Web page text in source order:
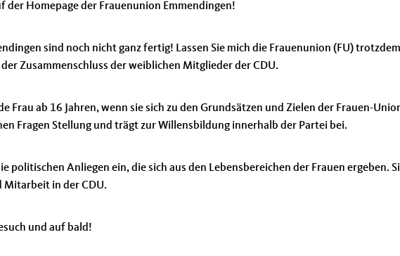
der Homepage der Frauenunion Emmendingen!
sind noch nicht ganz fertig! Lassen Sie mich die Frauenunion (FU)
Zusammenschluss der weiblichen Mitglieder der CDU.
Frau ab 16 Jahren, wenn sie sich zu den Grundsätzen und Zielen der Frauen-
Fragen Stellung und trägt zur Willensbildung innerhalb der Partei bei.
politischen Anliegen ein, die sich aus den Lebensbereichen der Frauen ergeben.
Mitarbeit in der CDU.
und auf bald!